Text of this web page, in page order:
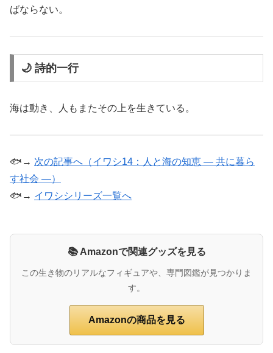
ばならない。
🌙 詩的一行
海は動き、人もまたその上を生きている。
🐟→ 次の記事へ（イワシ14：人と海の知恵 ― 共に暮ら
す社会 ―）
🐟→ イワシシリーズ一覧へ
📚 Amazonで関連グッズを見る
この生き物のリアルなフィギュアや、専門図鑑が見つかりま
す。
Amazonの商品を見る